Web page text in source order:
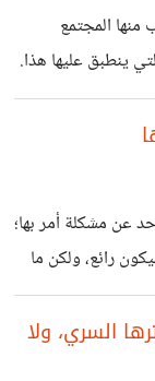
المرأة والطفل
المجتمع
ينطبق عليها هذا.
ويهرب منها الناس
عن مشكلة أمر بها؛
رائع، ولكن ما
أن كل الناس
وأحلل وأفكر في
صُدمت بكون البعض
السري، ولا